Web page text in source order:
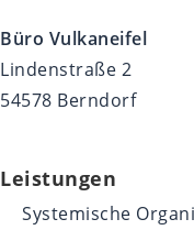
Büro Vulkaneifel
Lindenstraße 2
54578 Berndorf
Leistungen
Systemische